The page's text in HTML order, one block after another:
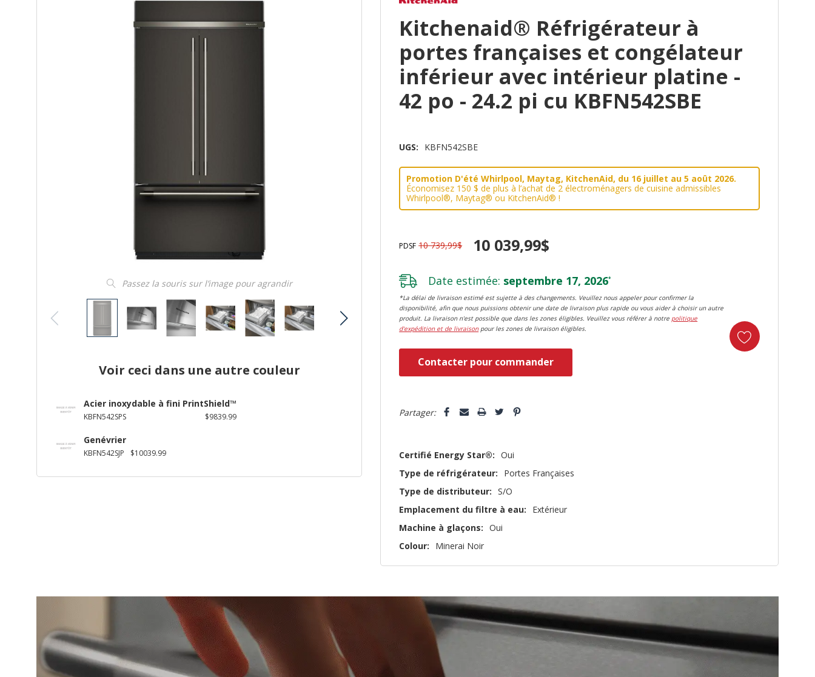
Passez la souris sur l’image pour agrandir
Voir ceci dans une autre couleur
Acier inoxydable à fini PrintShield™
KBFN542SPS $9839.99
Genévrier
KBFN542SJP $10039.99
Kitchenaid® Réfrigérateur à
portes françaises et congélateur
inférieur avec intérieur platine -
42 po - 24.2 pi cu KBFN542SBE
UGS: KBFN542SBE
Promotion D'été Whirlpool, Maytag, KitchenAid, du 16 juillet au 5 août 2026.
Économisez 150 $ de plus à l’achat de 2 électroménagers de cuisine admissibles
Whirlpool®, Maytag® ou KitchenAid® !
PDSF 10 739,99$ 10 039,99$
Date estimée: septembre 17, 2026*
*La délai de livraison estimé est sujette à des changements. Veuillez nous appeler pour confirmer la
disponibilité, afin que nous puissions obtenir une date de livraison plus rapide ou vous aider à choisir un autre
produit. La livraison n'est possible que dans les zones éligibles. Veuillez vous référer à notre politique
d'expédition et de livraisonpour les zones de livraison éligibles.
que
Contacter pour commander
Partager:
Certifié Energy Star®: Oui
Type de réfrigérateur:
Portes Françaises
Type de distributeur: S/O
Emplacement du filtre à eau:
Extérieur
Machine à glaçons: Oui
Colour:
Minerai Noir